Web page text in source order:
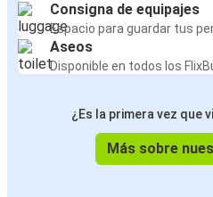
Quarteira
Quarteira
Quarteira
Consigna de equipajes
Espacio para guardar tus
Aseos
Disponible en todos los
¿Es la primera vez que
Más sobre